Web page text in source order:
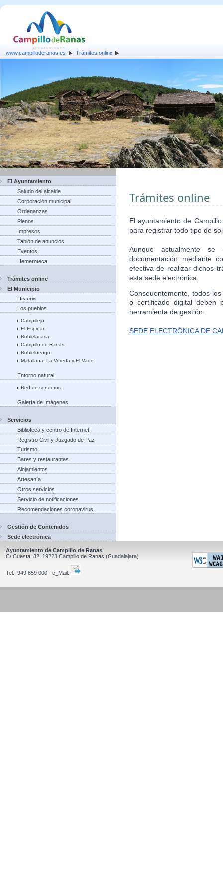
www.campilloderanas.es Trámites online
El Ayuntamiento
Saludo del alcalde
Corporación municipal
Ordenanzas
Plenos
Impresos
Tablón de anuncios
Eventos
Hemeroteca
Trámites online
El Municipio
Historia
Los pueblos
Campillejo
El Espinar
Roblelacasa
Campillo de Ranas
Robleluengo
Matallana, La Vereda y El Vado
Entorno natural
Red de senderos
Galería de Imágenes
Servicios
Biblioteca y centro de Internet
Registro Civil y Juzgado de Paz
Turismo
Bares y restaurantes
Alojamientos
Artesanía
Otros servicios
Servicio de notificaciones
Recomendaciones coronavirus
Gestión de Contenidos
Sede electrónica
Trámites online
El ayuntamiento de
para registrar todo tipo de
Aunque actualmente
documentación mediante
efectiva de realizar dichos
esta sede electrónica.
Conseuentemente, todos
o certificado digital deben
herramienta de gestión.
SEDE ELECTRÓNICA DE
Ayuntamiento de Campillo de Ranas
C\ Cuesta, 32. 19223 Campillo de Ranas (Guadalajara)
Tel.: 949 859 000 - e_Mail: